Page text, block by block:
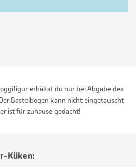
erhältst du nur bei Abgabe des
Bastelbogen kann nicht eingetauscht
ist für zuhause gedacht!
Küken: